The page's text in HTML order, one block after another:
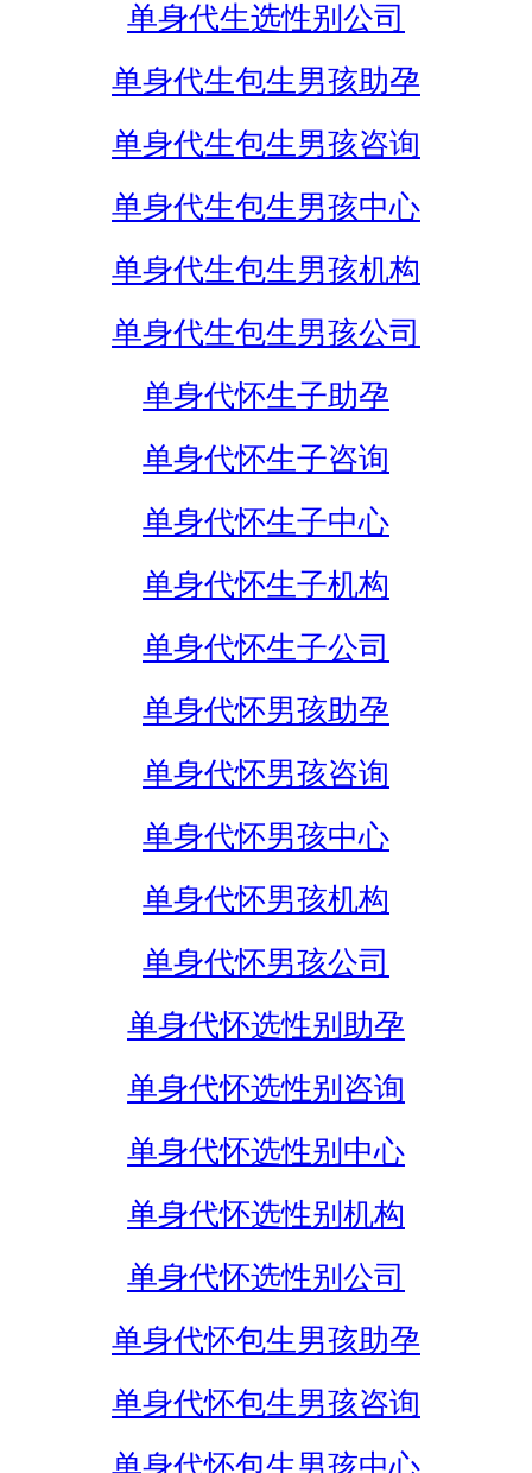
单身代生选性别公司
单身代生包生男孩助孕
单身代生包生男孩咨询
单身代生包生男孩中心
单身代生包生男孩机构
单身代生包生男孩公司
单身代怀生子助孕
单身代怀生子咨询
单身代怀生子中心
单身代怀生子机构
单身代怀生子公司
单身代怀男孩助孕
单身代怀男孩咨询
单身代怀男孩中心
单身代怀男孩机构
单身代怀男孩公司
单身代怀选性别助孕
单身代怀选性别咨询
单身代怀选性别中心
单身代怀选性别机构
单身代怀选性别公司
单身代怀包生男孩助孕
单身代怀包生男孩咨询
单身代怀包生男孩中心